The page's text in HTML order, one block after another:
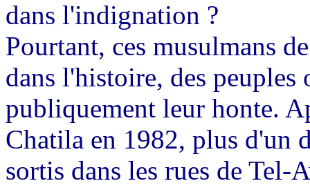
dans l'indignation ?
Pourtant, ces musulmans
dans l'histoire, des
publiquement leur honte.
Chatila en 1982, plus d'un
sortis dans les rues de